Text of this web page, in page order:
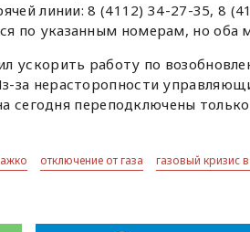
линии: 8 (4112) 34-27-35, 8
по указанным номерам, но оба
ускорить работу по
за нерасторопности
сегодня переподключены
отключение от газа
газовый кризис в